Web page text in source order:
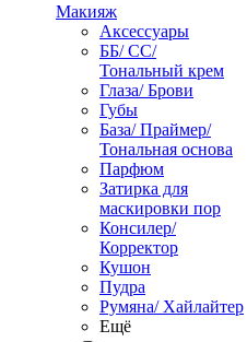
Макияж
Аксессуары
ББ/ СС/
Тональный крем
Глаза/ Брови
Губы
База/ Праймер/
Тональная основа
Парфюм
Затирка для
маскировки пор
Консилер/
Корректор
Кушон
Пудра
Румяна/ Хайлайтер
Ещё